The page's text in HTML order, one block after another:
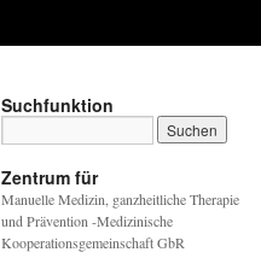
Suchfunktion
Zentrum für
Manuelle Medizin, ganzheitliche Therapie
und Prävention -Medizinische
Kooperationsgemeinschaft GbR